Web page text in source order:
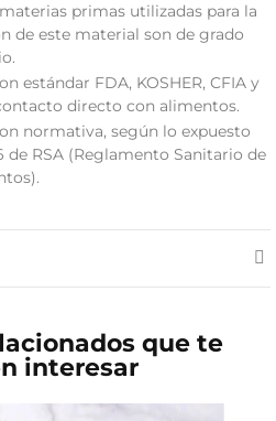
primas utilizadas para la
de este material son de grado
estándar FDA, KOSHER, CFIA y
directo con alimentos.
normativa, según lo expuesto
de RSA (Reglamento Sanitario de
que te
interesar